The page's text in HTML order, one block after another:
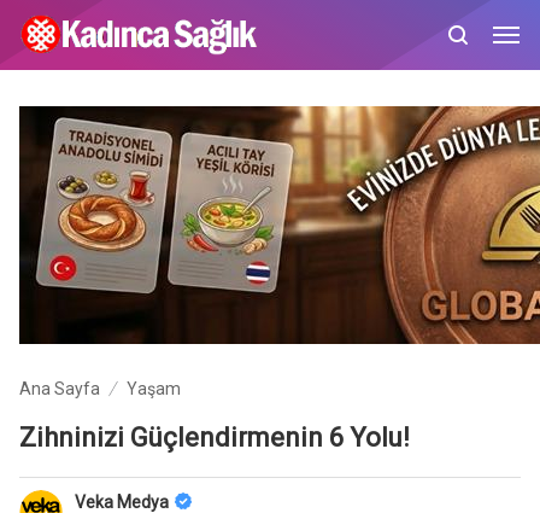
Ana Sayfa Yaşam
Zihninizi Güçlendirmenin 6 Yolu!
Veka Medya